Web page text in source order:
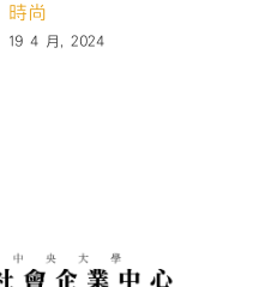
時尚
19 4 月, 2024